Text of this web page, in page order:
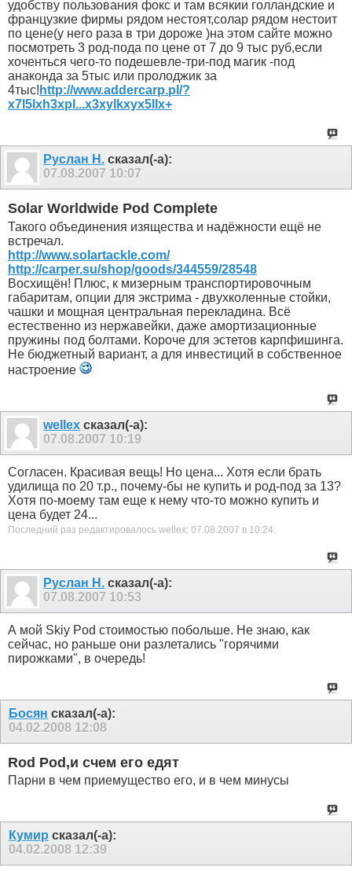
удобству пользования фокс и там всякии голландские и
французкие фирмы рядом нестоят,солар рядом нестоит
по цене(у него раза в три дороже )на этом сайте можно
посмотреть 3 род-пода по цене от 7 до 9 тыс руб,если
хоченться чего-то подешевле-три-под магик -под
анаконда за 5тыс или пролоджик за
4тыс! http://www.addercarp.pl/?
x7l5lxh3xpl...x3xylkxyx5llx+
Руслан Н. сказал(-а):
07.08.2007 10:07
Solar Worldwide Pod Complete
Такого объединения изящества и надёжности ещё не
встречал.
http://www.solartackle.com/
http://carper.su/shop/goods/344559/28548
Восхищён! Плюс, к мизерным транспортировочным
габаритам, опции для экстрима - двухколенные стойки,
чашки и мощная центральная перекладина. Всё
естественно из нержавейки, даже амортизационные
пружины под болтами. Короче для эстетов карпфишинга.
Не бюджетный вариант, а для инвестиций в собственное
настроение
wellex сказал(-а):
07.08.2007 10:19
Согласен. Красивая вещь! Но цена... Хотя если брать
удилища по 20 т.р., почему-бы не купить и род-под за 13?
Хотя по-моему там еще к нему что-то можно купить и
цена будет 24...
Последний раз редактировалось wellex; 07.08.2007 в 10:24.
Руслан Н. сказал(-а):
07.08.2007 10:53
А мой Skiy Pod стоимостью побольше. Не знаю, как
сейчас, но раньше они разлетались "горячими
пирожками", в очередь!
Босян сказал(-а):
04.02.2008 12:08
Rоd Pоd,и счем его едят
Парни в чeм приемущество eго, и в чем минусы
Кумир сказал(-а):
04.02.2008 12:39